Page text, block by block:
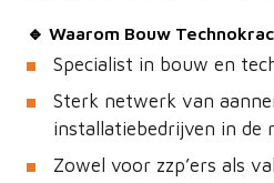
🔹 Waarom Bouw
Specialist in bouw en
Sterk netwerk van
installatiebedrijven in de
Zowel voor zzp’ers als